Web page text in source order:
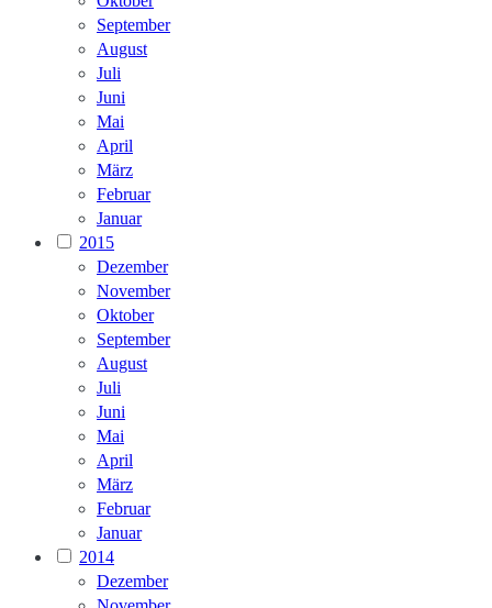
September
August
Juli
Juni
Mai
April
März
Februar
Januar
2015
Dezember
November
Oktober
September
August
Juli
Juni
Mai
April
März
Februar
Januar
2014
Dezember